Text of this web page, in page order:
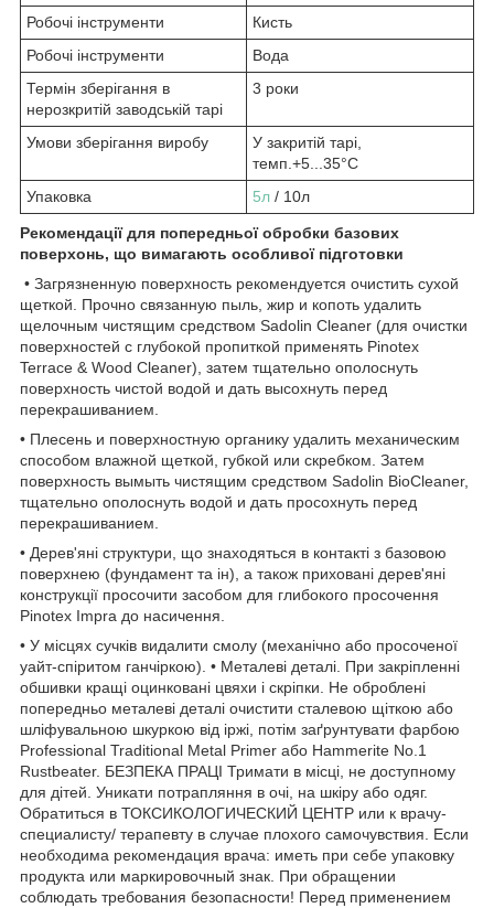
Робочі інструменти
Кисть
Робочі інструменти
Вода
Термін зберігання в
нерозкритій заводській тарі
3 роки
Умови зберігання виробу
У закритій тарі,
темп.+5...35°C
Упаковка
5л / 10л
Рекомендації для попередньої обробки базових
поверхонь, що вимагають особливої підготовки
• Загрязненную поверхность рекомендуется очистить сухой
щеткой. Прочно связанную пыль, жир и копоть удалить
щелочным чистящим средством Sadolin Cleaner (для очистки
поверхностей с глубокой пропиткой применять Pinotex
Terrace & Wood Cleaner), затем тщательно ополоснуть
поверхность чистой водой и дать высохнуть перед
перекрашиванием.
• Плесень и поверхностную органику удалить механическим
способом влажной щеткой, губкой или скребком. Затем
поверхность вымыть чистящим средством Sadolin BioCleaner,
тщательно ополоснуть водой и дать просохнуть перед
перекрашиванием.
• Дерев'яні структури, що знаходяться в контакті з базовою
поверхнею (фундамент та ін), а також приховані дерев'яні
конструкції просочити засобом для глибокого просочення
Pinotex Impra до насичення.
• У місцях сучків видалити смолу (механічно або просоченої
уайт-спіритом ганчіркою). • Металеві деталі. При закріпленні
обшивки кращі оцинковані цвяхи і скріпки. Не оброблені
попередньо металеві деталі очистити сталевою щіткою або
шліфувальною шкуркою від іржі, потім заґрунтувати фарбою
Professional Traditional Metal Primer або Hammerite No.1
Rustbeater. БЕЗПЕКА ПРАЦІ Тримати в місці, не доступному
для дітей. Уникати потрапляння в очі, на шкіру або одяг.
Обратиться в ТОКСИКОЛОГИЧЕСКИЙ ЦЕНТР или к врачу-
специалисту/ терапевту в случае плохого самочувствия. Если
необходима рекомендация врача: иметь при себе упаковку
продукта или маркировочный знак. При обращении
соблюдать требования безопасности! Перед применением